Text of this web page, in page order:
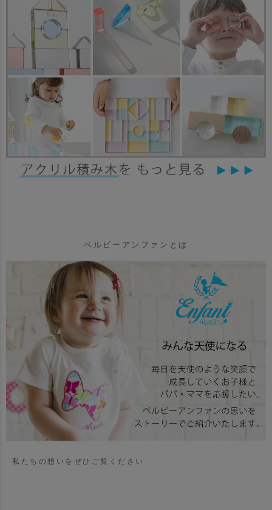
ベルビーアンファンとは
私たちの想いをぜひご覧ください